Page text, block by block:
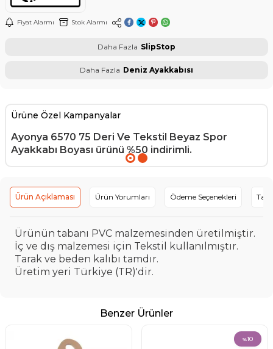
Fiyat Alarmı Stok Alarmı
Daha Fazla SlipStop
Daha Fazla Deniz Ayakkabısı
Ürüne Özel Kampanyalar
Ayonya 6570 75 Deri Ve Tekstil Beyaz Spor
Ayakkabı Boyası ürünü %50 indirimli.
Ürün Açıklaması Ürün Yorumları Ödeme Seçenekleri
Ürünün tabanı PVC malzemesinden üretilmiştir.
İç ve dış malzemesi için Tekstil kullanılmıştır.
Tarak ve beden kalıbı tamdır.
Üretim yeri Türkiye (TR)'dir.
Benzer Ürünler
%10